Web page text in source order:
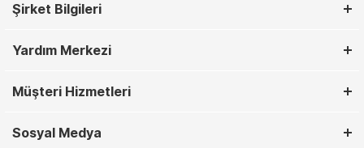
Şirket Bilgileri
Yardım Merkezi
Müşteri Hizmetleri
Sosyal Medya